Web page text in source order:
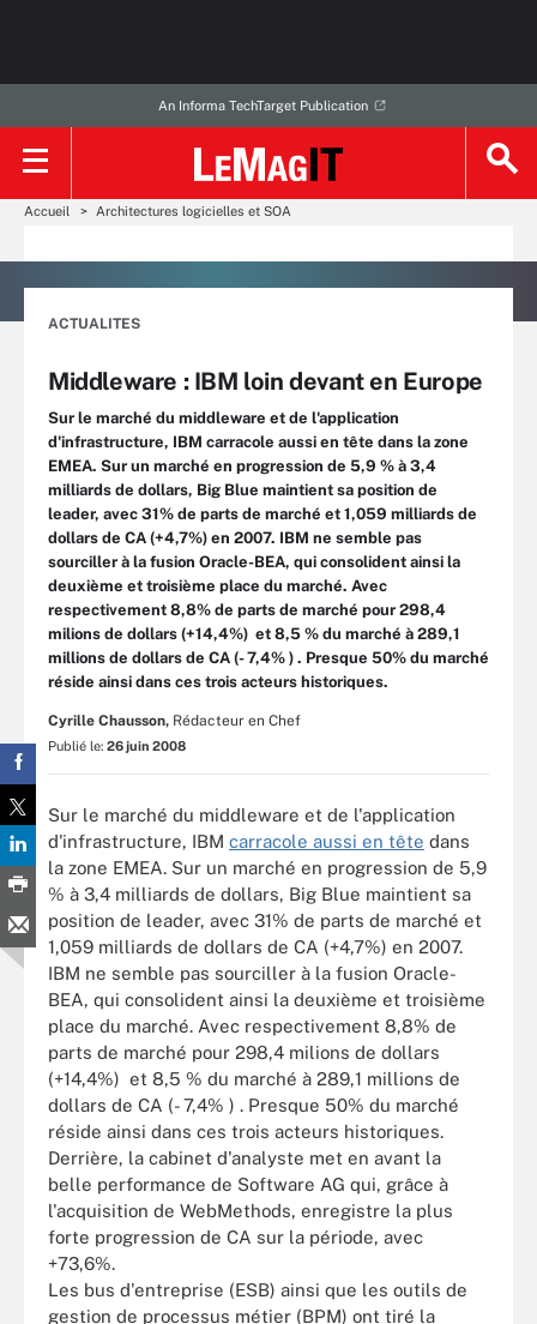
An Informa TechTarget Publication
Accueil Architectures logicielles et SOA
ACTUALITES
Middleware : IBM loin devant en Europe
Sur le marché du middleware et de l'application
d'infrastructure, IBM carracole aussi en tête dans la zone
EMEA. Sur un marché en progression de 5,9 % à 3,4
milliards de dollars, Big Blue maintient sa position de
leader, avec 31% de parts de marché et 1,059 milliards de
dollars de CA (+4,7%) en 2007. IBM ne semble pas
sourciller à la fusion Oracle-BEA, qui consolident ainsi la
deuxième et troisième place du marché. Avec
respectivement 8,8% de parts de marché pour 298,4
milions de dollars (+14,4%) et 8,5 % du marché à 289,1
millions de dollars de CA (- 7,4% ) . Presque 50% du marché
réside ainsi dans ces trois acteurs historiques.
Cyrille Chausson, Rédacteur en Chef
Publié le: 26 juin 2008
Sur le marché du middleware et de l'application
d'infrastructure, IBM carracole aussi en tête dans
la zone EMEA. Sur un marché en progression de 5,9
% à 3,4 milliards de dollars, Big Blue maintient sa
position de leader, avec 31% de parts de marché et
1,059 milliards de dollars de CA (+4,7%) en 2007.
IBM ne semble pas sourciller à la fusion Oracle-
BEA, qui consolident ainsi la deuxième et troisième
place du marché. Avec respectivement 8,8% de
parts de marché pour 298,4 milions de dollars
(+14,4%) et 8,5 % du marché à 289,1 millions de
dollars de CA (- 7,4% ) . Presque 50% du marché
réside ainsi dans ces trois acteurs historiques.
Derrière, la cabinet d'analyste met en avant la
belle performance de Software AG qui, grâce à
l'acquisition de WebMethods, enregistre la plus
forte progression de CA sur la période, avec
+73,6%.
Les bus d'entreprise (ESB) ainsi que les outils de
gestion de processus métier (BPM) ont tiré la